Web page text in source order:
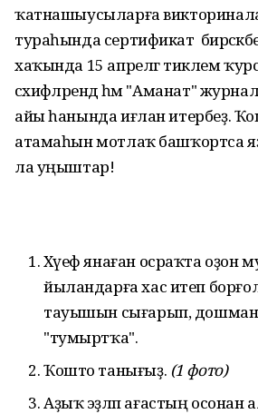
ҡатнашыусыларға
тураһында сертификат
хаҡында 15 апрелгә тиклем
сәхифәләрендә һәм "Аманат"
айы һанында иғлан итербеҙ.
атамаһын мотлаҡ башҡортса
ла уңыштар!
Хәүеф янаған осраҡта оҙон
йыландарға хас итеп
тауышын сығарып,
"тумыртҡа".
Ҡошто танығыҙ. (1 фото)
Аҙыҡ эҙләп ағастың осонан